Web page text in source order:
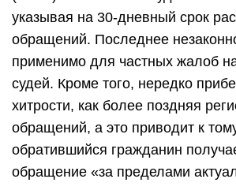
указывая на 30-дневный срок
обращений. Последнее
применимо для частных жалоб
судей. Кроме того, нередко
хитрости, как более поздняя
обращений, а это приводит к
обратившийся гражданин
обращение «за пределами